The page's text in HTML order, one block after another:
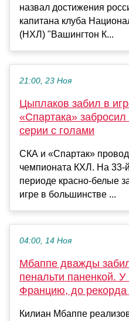
назвал достижения
капитана клуба
(НХЛ) "Вашингтон К...
21:00, 23 Ноя
Цыплаков забил в
«Спартака»
серии с голами
СКА и «Спартак»
чемпионата КХЛ. На 33-
периоде красно-белые
игре в большинстве ...
04:00, 14 Ноя
Мбаппе дважды
пенальти паненкой.
Францию, до
Килиан Мбаппе